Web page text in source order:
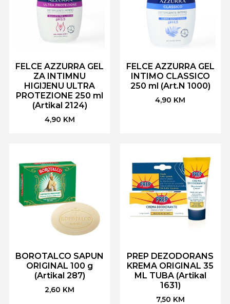
FELCE AZZURRA GEL
ZA INTIMNU
HIGIJENU ULTRA
PROTEZIONE 250 ml
(Artikal 2124)
4,90 KM
FELCE AZZURRA GEL
INTIMO CLASSICO
250 ml (Art.N 1000)
4,90 KM
BOROTALCO SAPUN
ORIGINAL 100 g
(Artikal 287)
2,60 KM
PREP DEZODORANS
KREMA ORIGINAL 35
ML TUBA (Artikal
1631)
7,50 KM